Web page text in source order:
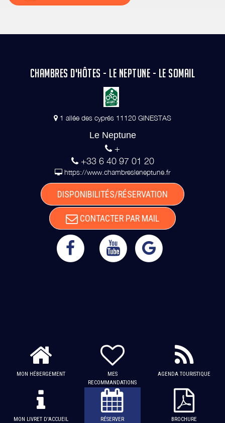
CHAMBRES D'HÔTES - LE NEPTUNE - LE SOMAIL
1 allée des cyprés 11120 GINESTAS
Le Neptune
+
+33 6 40 97 01 20
https://www.chambresleneptune.fr
DISPONIBILITÉS/RÉSERVATION
CONTACTER PAR MAIL
MON HÉBERGEMENT
MES
RECOMMANDATIONS
AGENDA TOURISTIQUE
MON LIVRET D'ACCUEIL RÉSERVER BROCHURE